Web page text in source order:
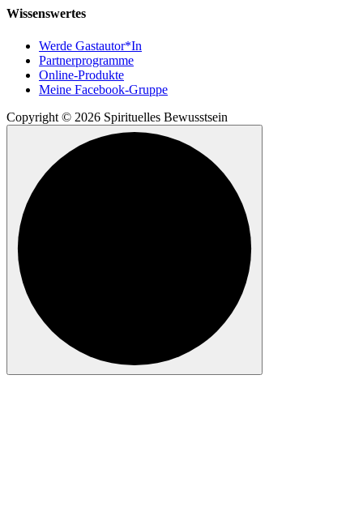
Wissenswertes
Werde Gastautor*In
Partnerprogramme
Online-Produkte
Meine Facebook-Gruppe
Copyright © 2026 Spirituelles Bewusstsein